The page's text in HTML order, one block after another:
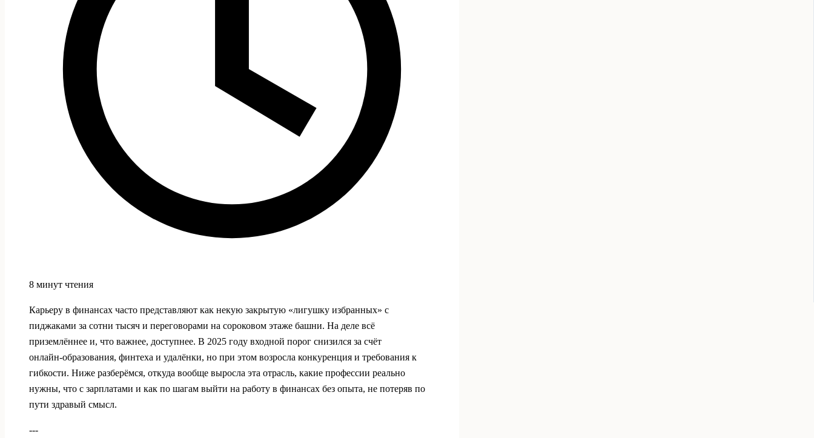
8 минут чтения
Карьеру в финансах часто представляют как некую закрытую «лигушку избранных» с
пиджаками за сотни тысяч и переговорами на сороковом этаже башни. На деле всё
приземлённее и, что важнее, доступнее. В 2025 году входной порог снизился за счёт
онлайн‑образования, финтеха и удалёнки, но при этом возросла конкуренция и требования к
гибкости. Ниже разберёмся, откуда вообще выросла эта отрасль, какие профессии реально
нужны, что с зарплатами и как по шагам выйти на работу в финансах без опыта, не потеряв по
пути здравый смысл.
---